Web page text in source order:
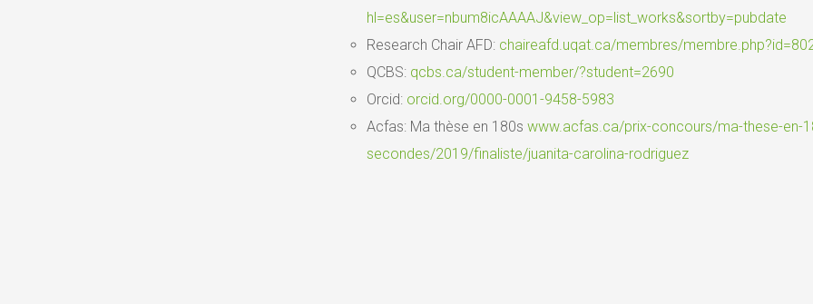
hl=es&user=nbum8icAAAAJ&view_op=list_works&sortby=pubdate
Research Chair AFD: chaireafd.uqat.ca/membres/
QCBS: qcbs.ca/student-member/?student=2690
Orcid: orcid.org/0000-0001-9458-5983
Acfas: Ma thèse en 180s www.acfas.ca/prix-concours/ma-these-en-
secondes/2019/finaliste/juanita-carolina-rodriguez